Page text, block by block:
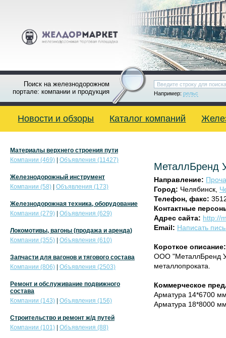
Поиск на железнодорожном
портале: компании и продукция
Например: рельс
Новости и обзоры Каталог компаний
МеталлБренд
Направление:
Город: Челябинск,
Телефон, факс:
Контактные
Адрес сайта: http://
Email: Написать
Короткое описание:
ООО "МеталлБренд
металлопроката.
Коммерческое
Арматура 14*6700
Арматура 18*8000
Материалы верхнего строения пути
Компании (469)
Объявления (11427)
Железнодорожный инструмент
Компании (58)
Объявления (173)
Железнодорожная техника, оборудование
Компании (279)
Объявления (629)
Локомотивы, вагоны (продажа и аренда)
Компании (355)
Объявления (610)
Запчасти для вагонов и тягового состава
Компании (806)
Объявления (2503)
Ремонт и обслуживание подвижного
состава
Компании (143)
Объявления (156)
Строительство и ремонт ж/д путей
Компании (101)
Объявления (88)